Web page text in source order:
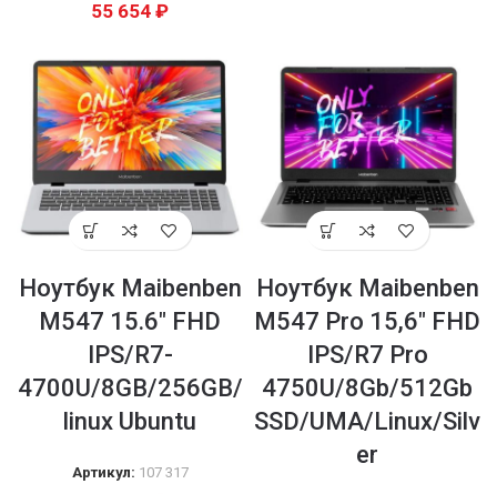
55 654 ₽
Ноутбук Maibenben
M547 15.6″ FHD
IPS/R7-
4700U/8GB/256GB/
linux Ubuntu
Артикул: 107 317
Ноутбук Maibenben
M547 Pro 15,6″ FHD
IPS/R7 Pro
4750U/8Gb/512Gb
SSD/UMA/Linux/Silv
er